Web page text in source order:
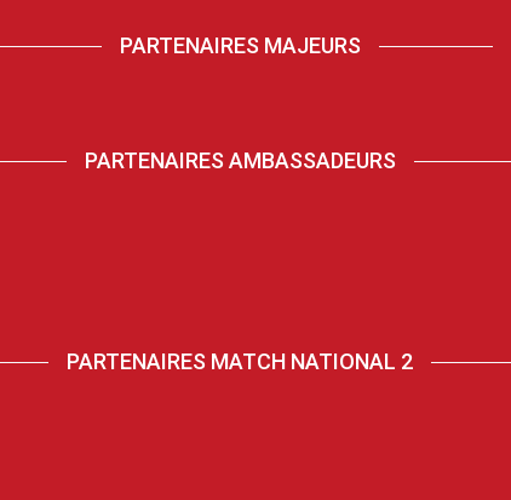
PARTENAIRES MAJEURS
PARTENAIRES AMBASSADEURS
PARTENAIRES MATCH NATIONAL 2